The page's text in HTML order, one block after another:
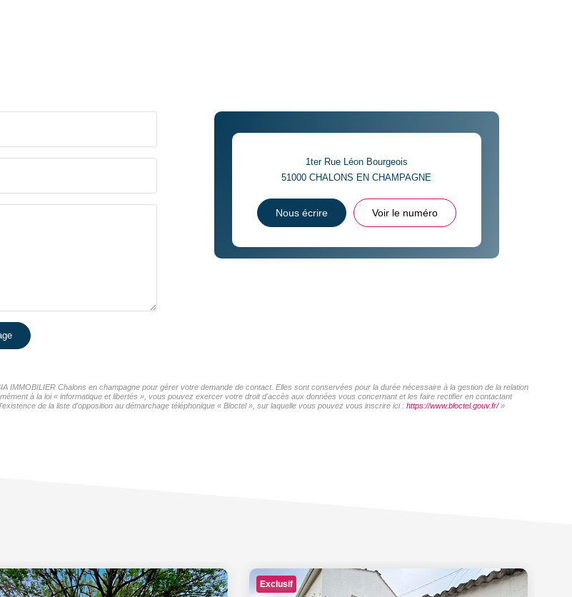
1ter Rue Léon Bourgeois
51000CHALONS EN CHAMPAGNE
Nous écrire Voir le numéro
IMMOBILIER Chalons en champagne pour gérer votre demande de contact. Elles sont conservées pour la durée nécessaire à la gestion de la relation
à la loi « informatique et libertés », vous pouvez exercer votre droit d'accès aux données vous concernant et les faire rectifier en contactant
de la liste d'opposition au démarchage téléphonique « Bloctel », sur laquelle vous pouvez vous inscrire ici : https://www.bloctel.gouv.fr/»
Exclusif